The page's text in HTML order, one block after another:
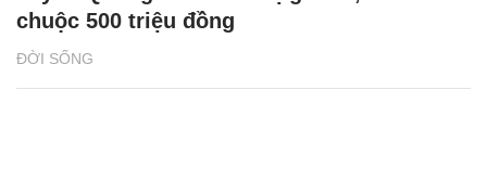
ĐỜI SỐNG
chuộc 500 triệu đồng